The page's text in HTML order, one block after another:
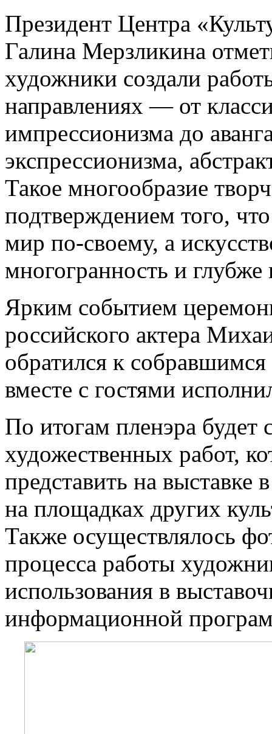
Президент Центра
Галина Мерзликина
художники создали
направлениях — от
импрессионизма до
экспрессионизма,
Такое многообразие
подтверждением того,
мир по-своему, а
многогранность и глубже
Ярким событием
российского актера
обратился к
вместе с гостями
По итогам пленэра будет
художественных работ,
представить на
на площадках других
Также осуществлялось
процесса работы
использования в
информационной